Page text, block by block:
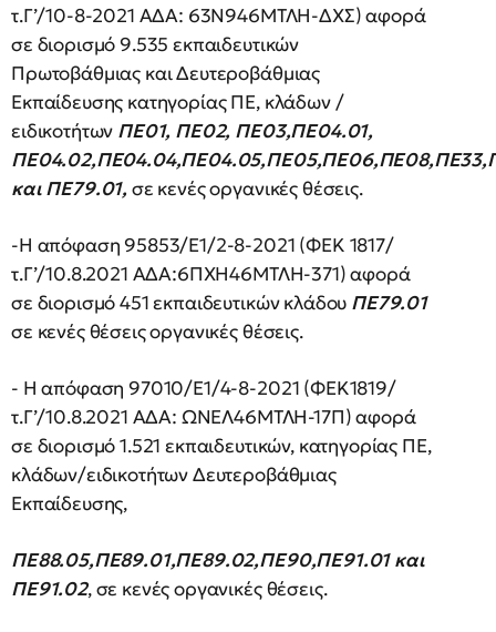
τ.Γ’/10-8-2021 ΑΔΑ: 63Ν946ΜΤΛΗ-ΔΧΣ) αφορά
σε διορισμό 9.535 εκπαιδευτικών
Πρωτοβάθμιας και Δευτεροβάθμιας
Εκπαίδευσης κατηγορίας ΠΕ, κλάδων /
ειδικοτήτων ΠΕ01, ΠΕ02, ΠΕ03,ΠΕ04.01,
και ΠΕ79.01, σε κενές οργανικές θέσεις.
-Η απόφαση 95853/E1/2-8-2021 (ΦΕΚ 1817/
τ.Γ’/10.8.2021 ΑΔΑ:6ΠΧΗ46ΜΤΛΗ-371) αφορά
σε διορισμό 451 εκπαιδευτικών κλάδου ΠΕ79.01
σε κενές θέσεις οργανικές θέσεις.
- Η απόφαση 97010/Ε1/4-8-2021 (ΦΕΚ1819/
τ.Γ’/10.8.2021 ΑΔΑ: ΩΝΕΛ46ΜΤΛΗ-17Π) αφορά
σε διορισμό 1.521 εκπαιδευτικών, κατηγορίας ΠΕ,
κλάδων/ειδικοτήτων Δευτεροβάθμιας
Εκπαίδευσης,
ΠΕ88.05,ΠΕ89.01,ΠΕ89.02,ΠΕ90,ΠΕ91.01 και
ΠΕ91.02, σε κενές οργανικές θέσεις.